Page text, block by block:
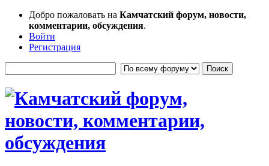
Добро пожаловать на Камчатский форум, новости,
комментарии, обсуждения.
Войти
Регистрация